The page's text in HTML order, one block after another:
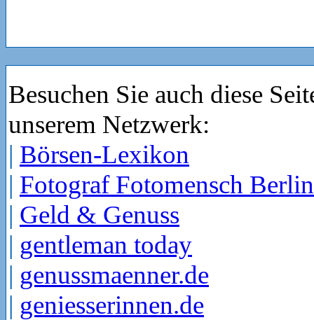
Besuchen Sie auch diese
unserem Netzwerk:
| Börsen-Lexikon
| Fotograf Fotomensch Berlin
| Geld & Genuss
| gentleman today
| genussmaenner.de
| geniesserinnen.de